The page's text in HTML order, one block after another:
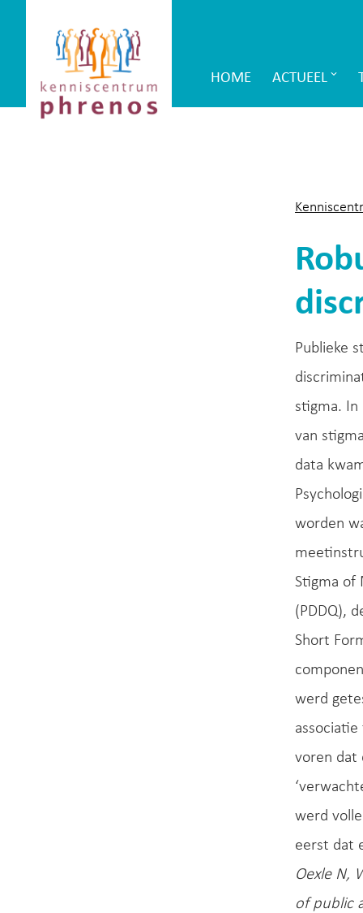
Phrenos
website
Main
HOME ACTUEEL
Publieke
stigma. In
van
data
worden
Stigma of
(PDDQ),
Short
werd
voren dat
werd
eerst dat
Oexle N,
of public